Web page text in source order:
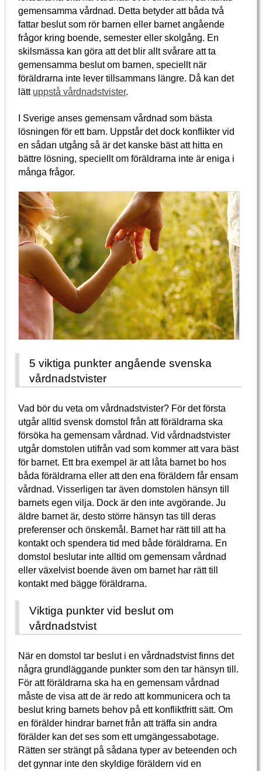
gemensamma vårdnad. Detta betyder att båda två
fattar beslut som rör barnen eller barnet angående
frågor kring boende, semester eller skolgång. En
skilsmässa kan göra att det blir allt svårare att ta
gemensamma beslut om barnen, speciellt när
föräldrarna inte lever tillsammans längre. Då kan det
lätt uppstå vårdnadstvister.
I Sverige anses gemensam vårdnad som bästa
lösningen för ett barn. Uppstår det dock konflikter vid
en sådan utgång så är det kanske bäst att hitta en
bättre lösning, speciellt om föräldrarna inte är eniga i
många frågor.
5 viktiga punkter angående svenska
vårdnadstvister
Vad bör du veta om vårdnadstvister? För det första
utgår alltid svensk domstol från att föräldrarna ska
försöka ha gemensam vårdnad. Vid vårdnadstvister
utgår domstolen utifrån vad som kommer att vara bäst
för barnet. Ett bra exempel är att låta barnet bo hos
båda föräldrarna eller att den ena föräldern får ensam
vårdnad. Visserligen tar även domstolen hänsyn till
barnets egen vilja. Dock är den inte avgörande. Ju
äldre barnet är, desto större hänsyn tas till deras
preferenser och önskemål. Barnet har rätt till att ha
kontakt och spendera tid med både föräldrarna. En
domstol beslutar inte alltid om gemensam vårdnad
eller växelvist boende även om barnet har rätt till
kontakt med bägge föräldrarna.
Viktiga punkter vid beslut om
vårdnadstvist
När en domstol tar beslut i en vårdnadstvist finns det
några grundläggande punkter som den tar hänsyn till.
För att föräldrarna ska ha en gemensam vårdnad
måste de visa att de är redo att kommunicera och ta
beslut kring barnets behov på ett konfliktfritt sätt. Om
en förälder hindrar barnet från att träffa sin andra
förälder kan det ses som ett umgängessabotage.
Rätten ser strängt på sådana typer av beteenden och
det gynnar inte den skyldige föräldern vid en